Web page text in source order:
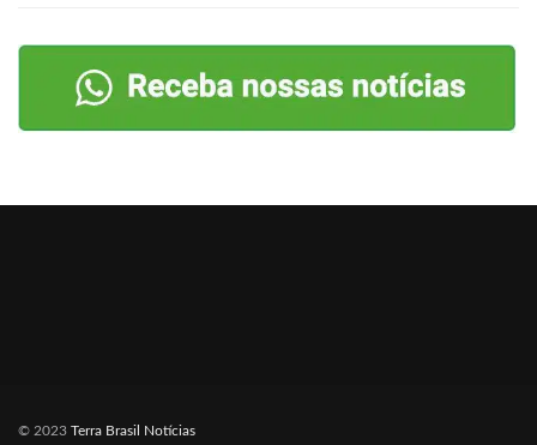
© 2023 Terra Brasil Notícias